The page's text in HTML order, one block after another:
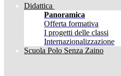
Didattica
Panoramica
Offerta formativa
I progetti delle classi
Internazionalizzazione
Scuola Polo Senza Zaino